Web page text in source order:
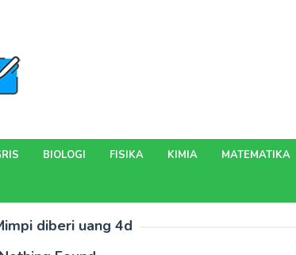
BIOLOGI FISIKA KIMIA MATEMATIKA
diberi uang 4d